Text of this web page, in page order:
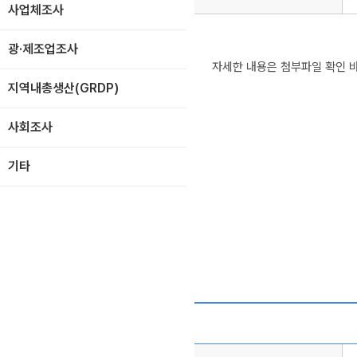
사업체조사
광·제조업조사
지역내총생산(GRDP)
사회조사
기타
자세한 내용은 첨부파일 확인